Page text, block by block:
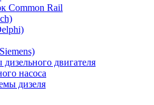
Common Rail
двигателя
насоса
дизеля